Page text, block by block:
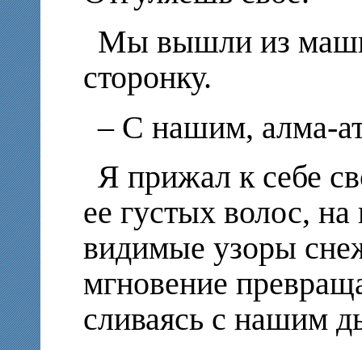
Мы вышли из
сторонку.
– С нашим, алма-
Я прижал к себе
ее густых волос,
видимые узоры
мгновение
сливаясь с нашим